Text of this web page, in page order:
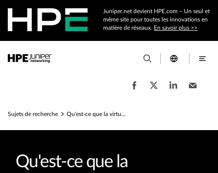
Juniper.net devient HPE.com – Un seul et
même site pour toutes les innovations en
matière de réseaux. En savoir plus >>
Sujets de recherche Qu'est-ce que la virtualisation des fonctions réseau (NFV) ?
Qu'est-ce que la